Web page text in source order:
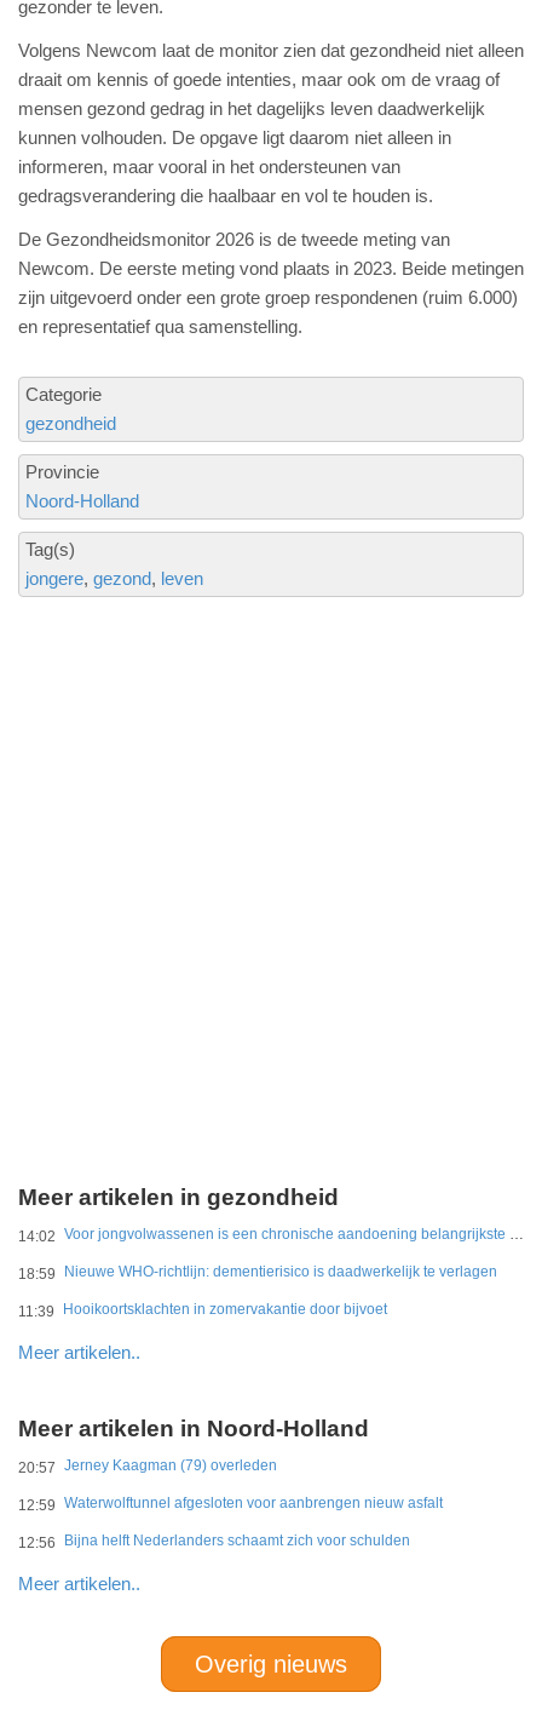
gezonder te leven.
Volgens Newcom laat de monitor zien dat gezondheid niet alleen
draait om kennis of goede intenties, maar ook om de vraag of
mensen gezond gedrag in het dagelijks leven daadwerkelijk
kunnen volhouden. De opgave ligt daarom niet alleen in
informeren, maar vooral in het ondersteunen van
gedragsverandering die haalbaar en vol te houden is.
De Gezondheidsmonitor 2026 is de tweede meting van
Newcom. De eerste meting vond plaats in 2023. Beide metingen
zijn uitgevoerd onder een grote groep respondenen (ruim 6.000)
en representatief qua samenstelling.
Categorie
gezondheid
Provincie
Noord-Holland
Tag(s)
jongere gezond leven
Meer artikelen in gezondheid
14:02 Voor jongvolwassenen is een chronische aandoening belangrijkste belemmering
18:59 Nieuwe WHO-richtlijn: dementierisico is daadwerkelijk te verlagen
11:39 Hooikoortsklachten in zomervakantie door bijvoet
Meer artikelen..
Meer artikelen in Noord-Holland
20:57 Jerney Kaagman (79) overleden
12:59 Waterwolftunnel afgesloten voor aanbrengen nieuw asfalt
12:56 Bijna helft Nederlanders schaamt zich voor schulden
Meer artikelen..
Overig nieuws